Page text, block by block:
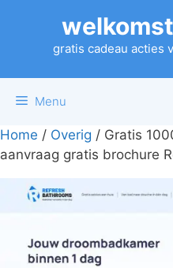
gratis cadeau acties
Menu
Home / Overig / Gratis
aanvraag gratis brochure